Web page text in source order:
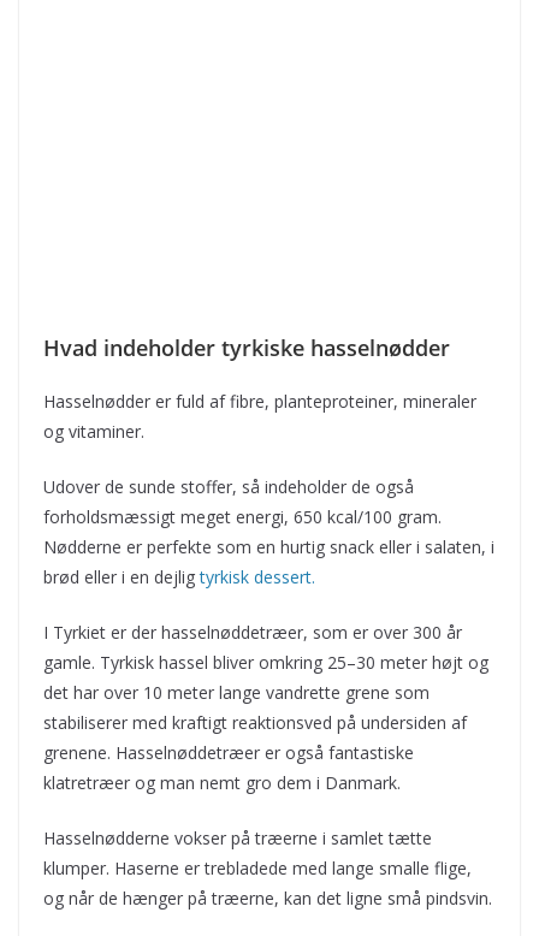
Hvad indeholder tyrkiske hasselnødder
Hasselnødder er fuld af fibre, planteproteiner, mineraler
og vitaminer.
Udover de sunde stoffer, så indeholder de også
forholdsmæssigt meget energi, 650 kcal/100 gram.
Nødderne er perfekte som en hurtig snack eller i salaten, i
brød eller i en dejligtyrkisk dessert.
I Tyrkiet er der hasselnøddetræer, som er over 300 år
gamle. Tyrkisk hassel bliver omkring 25–30 meter højt og
det har over 10 meter lange vandrette grene som
stabiliserer med kraftigt reaktionsved på undersiden af
grenene. Hasselnøddetræer er også fantastiske
klatretræer og man nemt gro dem i Danmark.
Hasselnødderne vokser på træerne i samlet tætte
klumper. Haserne er trebladede med lange smalle flige,
og når de hænger på træerne, kan det ligne små pindsvin.